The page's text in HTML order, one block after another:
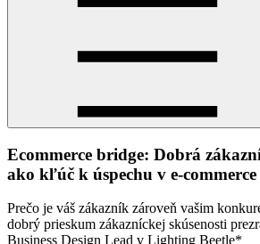
Ecommerce bridge: Dobrá
ako kľúč k úspechu v e-
Prečo je váš zákazník zároveň vašim
dobrý prieskum zákazníckej skúsenosti
Business Design Lead v Lighting Beetle*